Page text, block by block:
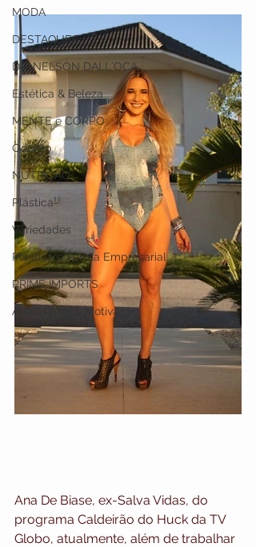
MODA
DESTAQUES
DR. NELSON DALL`OCA
Estética & Beleza
MENTE e CORPO
Odonto
NUTRIÇÃO
Plástica
Variedades
Plástica e Forma Empresarial
PRIME IMPORTS
Autoestima & Motivação
Ana De Biase, ex-Salva Vidas, do
programa Caldeirão do Huck da TV
Globo, atualmente, além de trabalhar